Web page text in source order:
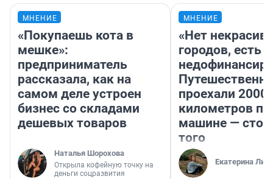
МНЕНИЕ
«Покупаешь кота в
мешке»:
предприниматель
рассказала, как на
самом деле устроен
бизнес со складами
дешевых товаров
Наталья Шорохова
Открыла кофейную точку на
деньги соцразвития
МНЕНИЕ
«Нет
городов, есть
проехали 2000
километров по
машине —
того
Екатерина